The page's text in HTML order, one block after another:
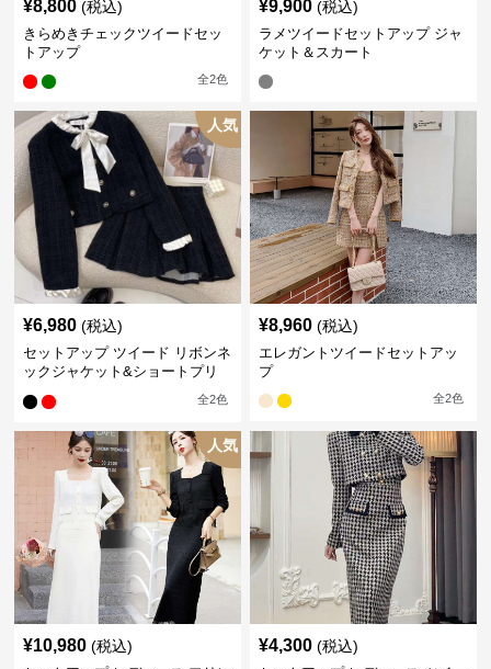
¥8,800 (税込)
きらめきチェックツイードセッ
トアップ
全2色
¥9,900 (税込)
ラメツイードセットアップ ジャ
ケット＆スカート
人気
¥6,980 (税込)
セットアップ ツイード リボンネ
ックジャケット&ショートプリ
全2色
¥8,960 (税込)
エレガントツイードセットアッ
プ
全2色
人気
¥10,980 (税込) ¥4,300 (税込)